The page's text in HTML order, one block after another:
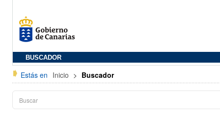
BUSCADOR
Estás en Inicio > Buscador